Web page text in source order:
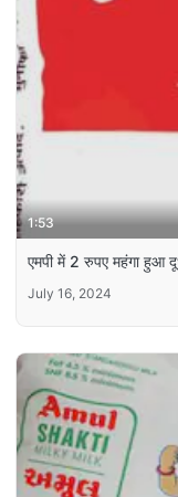
1:53
एमपी में 2 रुपए महंगा हुआ
July 16, 2024